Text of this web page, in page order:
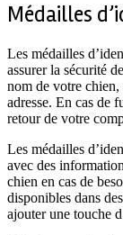
Médailles
Les médailles
assurer la sécurité
nom de votre
adresse. En cas de
retour de votre
Les médailles
avec des
chien en cas de
disponibles dans
ajouter une touche